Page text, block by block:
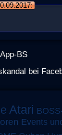
BS
bei
Atari
Events